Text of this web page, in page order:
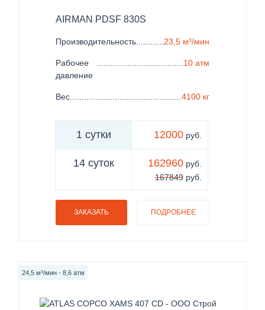
AIRMAN PDSF 830S
Производительность 23,5 м³/мин
Рабочее
давление
10 атм
Вес 4100 кг
1 сутки 12000 руб.
14 суток 162960 руб.
167849 руб.
ЗАКАЗАТЬ ПОДРОБНЕЕ
24,5 м³/мин - 8,6 атм